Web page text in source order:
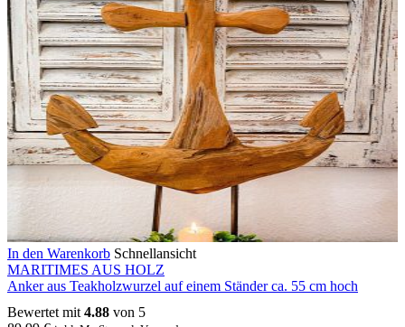
In den Warenkorb Schnellansicht
MARITIMES AUS HOLZ
Anker aus Teakholzwurzel auf einem Ständer ca. 55 cm hoch
Bewertet mit4.88 von 5